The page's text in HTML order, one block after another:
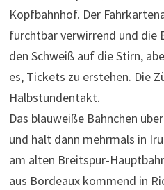
Kopfbahnhof. Der
furchtbar verwirrend und die
den Schweiß auf die Stirn,
es, Tickets zu erstehen. Die
Halbstundentakt.
Das blauweiße Bähnchen
und hält dann mehrmals in
am alten Breitspur-
aus Bordeaux kommend in